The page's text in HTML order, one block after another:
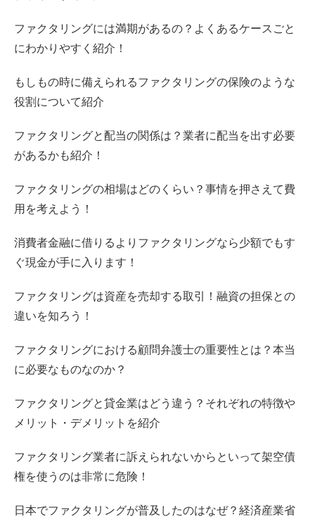
ファクタリングには満期があるの？よくあるケースごと
にわかりやすく紹介！
もしもの時に備えられるファクタリングの保険のような
役割について紹介
ファクタリングと配当の関係は？業者に配当を出す必要
があるかも紹介！
ファクタリングの相場はどのくらい？事情を押さえて費
用を考えよう！
消費者金融に借りるよりファクタリングなら少額でもす
ぐ現金が手に入ります！
ファクタリングは資産を売却する取引！融資の担保との
違いを知ろう！
ファクタリングにおける顧問弁護士の重要性とは？本当
に必要なものなのか？
ファクタリングと貸金業はどう違う？それぞれの特徴や
メリット・デメリットを紹介
ファクタリング業者に訴えられないからといって架空債
権を使うのは非常に危険！
日本でファクタリングが普及したのはなぜ？経済産業省